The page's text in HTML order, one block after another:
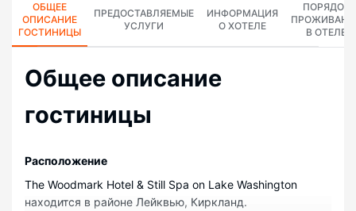
ОБЩЕЕ
ОПИСАНИЕ
ГОСТИНИЦЫ
ПРЕДОСТАВЛЯЕМЫЕ
УСЛУГИ
ИНФОРМАЦИЯ
О ХОТЕЛЕ
ПОРЯДОК
В ОТЕЛЕ
Общее описание
гостиницы
Pасположение
The Woodmark Hotel & Still Spa on Lake Washington
находится в районе Лейквью, Киркланд.